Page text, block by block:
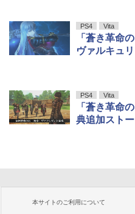
PS4 Vita
「蒼き革命
ヴァルキュ
PS4 Vita
「蒼き革命
典追加スト
本サイトのご利用について